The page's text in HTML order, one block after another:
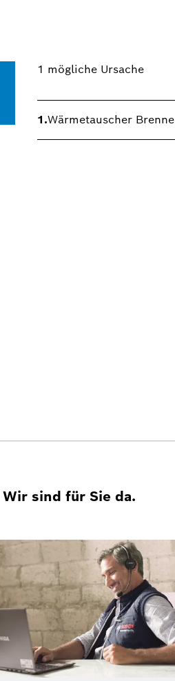
1 mögliche Ursache
1.Wärmetauscher
sind für Sie da.